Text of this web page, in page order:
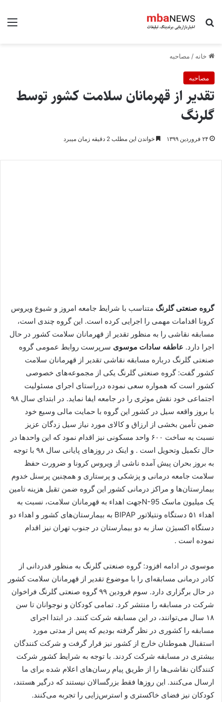
جستجو برای
خانه / مصاحبه
مصاحبه
تقدیر از قهرمانان سلامت کشور توسط
گلرنگ
۲۴ فروردین ۱۳۹۹ خواندن این مطلب 2 دقیقه زمان میبرد
گروه صنعتی گلرنگ متناسب با شرایط جامعه امروز و شیوع ویروس
کرونا اقدامات مهمی را اجرایی کرده است. این گروه چندی است،
مسابقه نقاشی را به منظور تقدیر از قهرمانان سلامت کشور در حال
اجرا دارد. عاطفه سادات موسوی سرپرست روابط عمومی گروه
صنعتی گلرنگ درباره مسابقه نقاشی تقدیر از قهرمانان سلامت
کشور گفت: گروه صنعتی گلرنگ یکی از مجموعه‌های خصوصی
کشور است که همواره سعی نموده درراستای اجرای مسئولیت
اجتماعی خود نقش موثری را در جامعه ایفا نماید. در ابتدای سال ۹۸
با بروز واقعه سیل در کشور این گروه با حمایت مالی وسیع خود
ضمن تأمین بخشی از ارزاق و کالای مورد نیاز سیل زدگان عزیز
نسبت به ساخت ۶۰۰ واحد مسکونی نیز اقدام نمود که این واحدها در
حال تکمیل وتحویل است . و اینک در روزهای پایانی سال ۹۸ با توجه
به بروز بحران پیش آمده ناشی از ویروس کرونا و ضرورت حفظ
سلامت جامعه درمانی و پزشکی و پرستاری و همچنین پرسنل خدوم
بیمارستان‌ها و مراکز درمانی کشور این گروه ضمن تقبل هزینه تامین
یک میلیون ماسک N-95جهت اهداء به قهرمانان سلامت، نسبت به
اهداء ۵۱ دستگاه ونتیلاتور
BIPAP به بیمارستان‌های کشور و اهداء دو
دستگاه اکسیژن ساز به دو بیمارستان در جنوب تهران نیز اقدام
نموده است .
موسوی در ادامه افزود: گروه صنعتی گلرنگ به منظور قدردانی از
کادر درمانی مسابقه‌ای را با موضوع تقدیر از قهرمانان سلامت کشور
در حال برگزاری دارد. سوم فرودین ۹۹ گروه صنعتی گلرنگ فراخوان
شرکت در مسابقه را منتشر کرد. تمامی کودکان و نوجوانان تا سن
۱۸ سال می‌توانند، در این مسابقه شرکت کنند. در ابتدا اجرای
مسابقه را کشوری در نظر گرفته بودیم که پس از مدتی مورد
استقبال هموطنان خارج از کشور نیز قرار گرفت و شرکت کنندگان
بیشتری در مسابقه شرکت کردند. با توجه به شرایط کشور شرکت
کنندگان نقاشی‌ها را از طریق پیام رسان‌های اعلام شده برای ما
ارسال می‌کنند. این روزها فقط بزرگسالان نیستند که درگیر هستند،
کودکان نیز فضای خاکستری و استرس‌زایی را تجربه می‌کنند.